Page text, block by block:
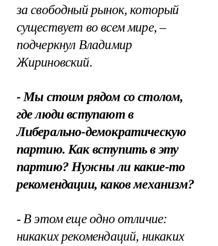
за свободный рынок, который
существует во всем мире, –
подчеркнул Владимир
Жириновский.
- Мы стоим рядом со столом,
где люди вступают в
Либерально-демократическую
партию. Как вступить в эту
партию? Нужны ли какие-то
рекомендации, каков механизм?
- В этом еще одно отличие:
никаких рекомендаций, никаких